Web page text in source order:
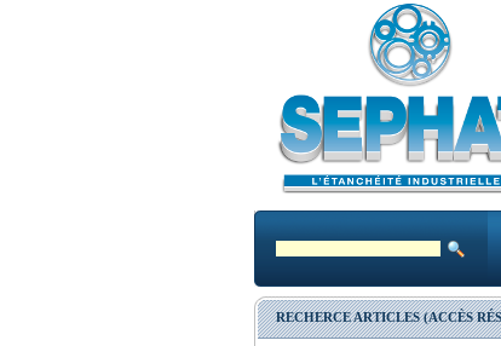
RECHERCE ARTICLES (ACCÈS